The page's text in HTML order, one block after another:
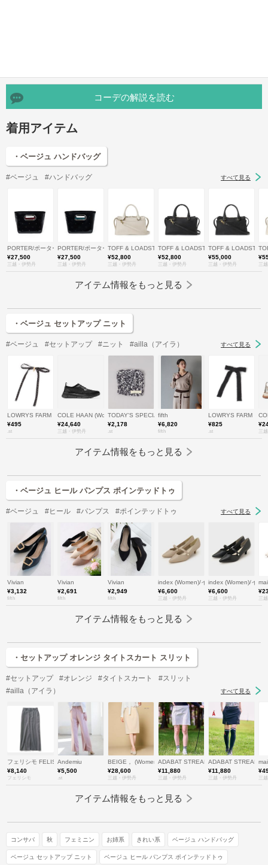
コーデの解説を読む
着用アイテム
・ベージュ ハンドバッグ
#ベージュ #ハンドバッグ すべて見る
PORTER/ポーター
¥27,500
三越・伊勢丹
PORTER/ポーター
¥27,500
三越・伊勢丹
TOFF & LOADSTONE (Women/Men)/トフ＆ロードストー
¥52,800
三越・伊勢丹
TOFF & LOADSTONE (Women/Men)/
¥52,800
三越・伊勢丹
TOFF &
¥55,000
三越・伊勢丹 三
アイテム情報をもっと見る
・ベージュ セットアップ ニット
#ベージュ #セットアップ #ニット #ailla（アイラ） すべて見る
LOWRYS FARM
¥495
.st
COLE HAAN (Women)/コール ハーン
¥24,640
三越・伊勢丹
TODAY'S SPECIAL
¥2,178
.st
fifth
¥6,820
fifth
LOWRYS FARM
¥825
.st 三
アイテム情報をもっと見る
・ベージュ ヒール パンプス ポインテッドトゥ
#ベージュ #ヒール #パンプス #ポインテッドトゥ すべて見る
Vivian
¥3,132
fifth
Vivian
¥2,691
fifth
Vivian
¥2,949
fifth
index (Women)/インデックス
¥6,600
三越・伊勢丹
index (Women)/イン
¥6,600
三越・伊勢丹 三
アイテム情報をもっと見る
・セットアップ オレンジ タイトスカート スリット
#セットアップ #オレンジ #タイトスカート
#スリット
#ailla（アイラ）
すべて見る
フェリシモ FELISSIMO
¥8,140
フェリシモ
Andemiu
¥5,500
.st
BEIGE， (Women)/ベイジ，
¥28,600
三越・伊勢丹
ADABAT STREAM(Women/Men)/アダ
¥11,880
三越・伊勢丹
ADABAT
¥11,880
三越・伊勢丹 三
アイテム情報をもっと見る
コンサバ 秋 フェミニン お姉系 きれい系 ベージュ ハンドバッグ
ベージュ セットアップ ニット ベージュ ヒール パンプス ポインテッドトゥ